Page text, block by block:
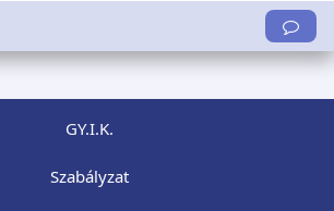
GY.I.K.
Szabályzat